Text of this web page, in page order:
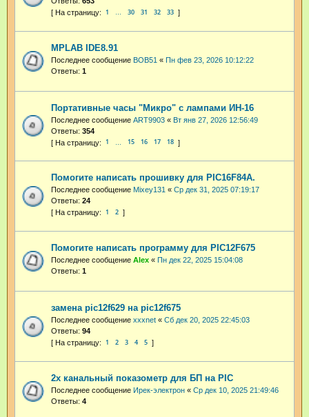
1 … 30 31 32 33
MPLAB IDE8.91
Последнее сообщение BOB51 « Пн фев 23, 2026 10:12:22
Ответы: 1
Портативные часы "Микро" с лампами ИН-16
Последнее сообщение ART9903 « Вт янв 27, 2026 12:56:49
Ответы: 354
1 15 16 17 18
Помогите написать прошивку для PIC16F84A.
Последнее сообщение Mixey131 « Ср дек 31, 2025 07:19:17
Ответы: 24
1 2
Помогите написать программу для PIC12F675
Последнее сообщение Аlex « Пн дек 22, 2025 15:04:08
Ответы: 1
замена pic12f629 на pic12f675
Последнее сообщение xxxnet « Сб дек 20, 2025 22:45:03
Ответы: 94
1 2 3 4 5
2х канальный показометр для БП на PIC
Последнее сообщение Ирек-электрон « Ср дек 10, 2025 21:49:46
Ответы: 4